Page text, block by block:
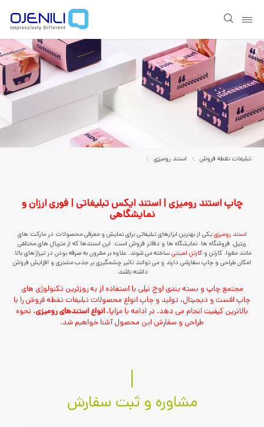
Show page navigation
تبلیغات نقطه فروش استند رومیزی
چاپ استند رومیزی | استند ایکس تبلیغاتی | فوری ارزان و
نمایشگاهی
استند رومیزییکی از بهترین ابزارهای تبلیغاتی برای نمایش و معرفی محصولات در مارکت های
ریتیل، فروشگاه ها، نمایشگاه ها و دفاتر فروش است. این استندها که از متریال های مختلفی
مانند مقوا، کارتن و کارتن لمینتیساخته می شوند، علاوه بر مقرون به صرفه بودن در تیراژهای بالا،
امکان طراحی و چاپ سفارشی دارند و می توانند تاثیر چشمگیری بر جذب مشتری و افزایش فروش
داشته باشند.
مجتمع چاپ و بسته بندی اوج نیلی با استفاده از به روزترین تکنولوژی های
چاپ افست و دیجیتال، تولید و چاپ انواع محصولات تبلیغات تقطه فروش را با
بالاترین کیفیت انجام می دهد. در ادامه با مزایا، انواع استندهای رومیزی، نحوه
طراحی و سفارش این محصول آشنا خواهیم شد.
مشاوره و ثبت سفارش